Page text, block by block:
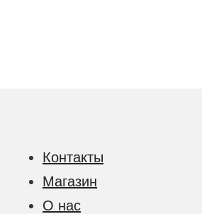
Контакты
Магазин
О нас